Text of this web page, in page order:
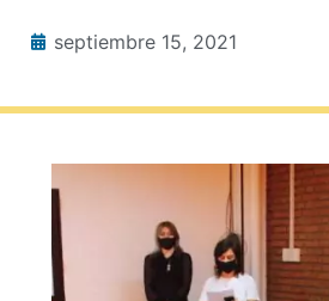
septiembre 15, 2021